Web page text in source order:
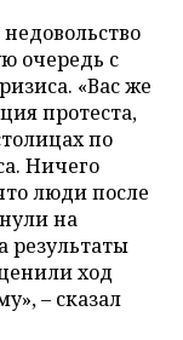
очередь с
«Вас же
протеста,
по
Ничего
люди после
на
результаты
ход
– сказал